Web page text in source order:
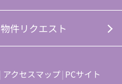
物件リクエスト
アクセスマップ PCサイト